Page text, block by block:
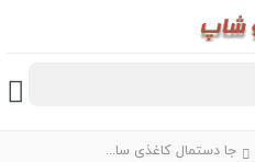
جا دستمال کاغذی سایبان خودرو